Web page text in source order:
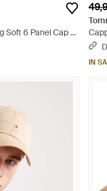
Soft 6 Panel Cap -
Blu
IN